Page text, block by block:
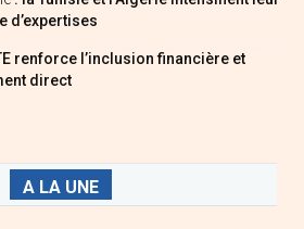
d’expertises
renforce l’inclusion financière et
direct
A LA UNE